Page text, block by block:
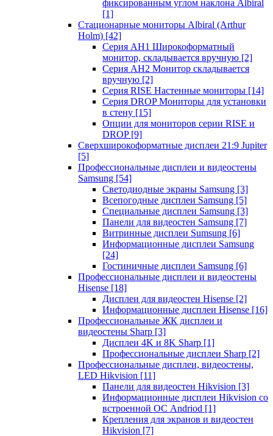
фиксированным углом наклона Albiral
[1]
Стационарные мониторы Albiral (Arthur
Holm) [42]
Серия AH1 Широкоформатный
монитор, складывается вручную [2]
Серия AH2 Монитор складывается
вручную [2]
Серия RISE Настенные мониторы [14]
Серия DROP Мониторы для установки
в стену [15]
Опции для мониторов серии RISE и
DROP [9]
Сверхширокоформатные дисплеи 21:9 Jupiter
[5]
Профессиональные дисплеи и видеостены
Samsung [54]
Светодиодные экраны Samsung [3]
Всепогодные дисплеи Samsung [5]
Специальные дисплеи Samsung [3]
Панели для видеостен Samsung [7]
Витринные дисплеи Sumsung [6]
Информационные дисплеи Samsung
[24]
Гостиничные дисплеи Samsung [6]
Профессиональные дисплеи и видеостены
Hisense [18]
Дисплеи для видеостен Hisense [2]
Информационные дисплеи Hisense [16]
Профессиональные ЖК дисплеи и
видеостены Sharp [3]
Дисплеи 4K и 8K Sharp [1]
Профессиональные дисплеи Sharp [2]
Профессиональные дисплеи, видеостены,
LED Hikvision [11]
Панели для видеостен Hikvision [3]
Информационные дисплеи Hikvision со
встроенной ОС Andriod [1]
Крепления для экранов и видеостен
Hikvision [7]